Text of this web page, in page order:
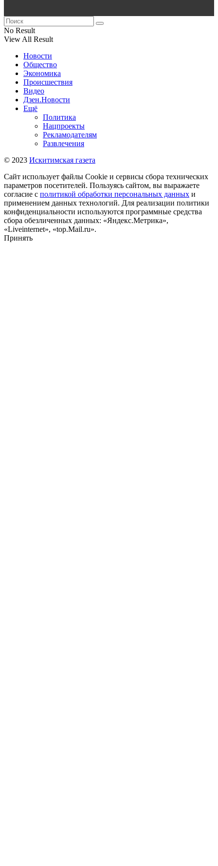
No Result
View All Result
Новости
Общество
Экономика
Происшествия
Видео
Дзен.Новости
Ещё
Политика
Нацпроекты
Рекламодателям
Развлечения
© 2023 Искитимская газета
Сайт использует файлы Cookie и сервисы сбора технических
параметров посетителей. Пользуясь сайтом, вы выражаете
согласие с политикой обработки персональных данных и
применением данных технологий. Для реализации политики
конфиденциальности используются программные средства
сбора обезличенных данных: «Яндекс.Метрика»,
«Liveinternet», «top.Mail.ru».
Принять